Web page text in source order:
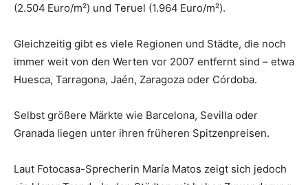
(2.504 Euro/m²) und Teruel (1.964 Euro/m²).
Gleichzeitig gibt es viele Regionen und Städte, die noch
immer weit von den Werten vor 2007 entfernt sind – etwa
Huesca, Tarragona, Jaén, Zaragoza oder Córdoba.
Selbst größere Märkte wie Barcelona, Sevilla oder
Granada liegen unter ihren früheren Spitzenpreisen.
Laut Fotocasa-Sprecherin María Matos zeigt sich jedoch